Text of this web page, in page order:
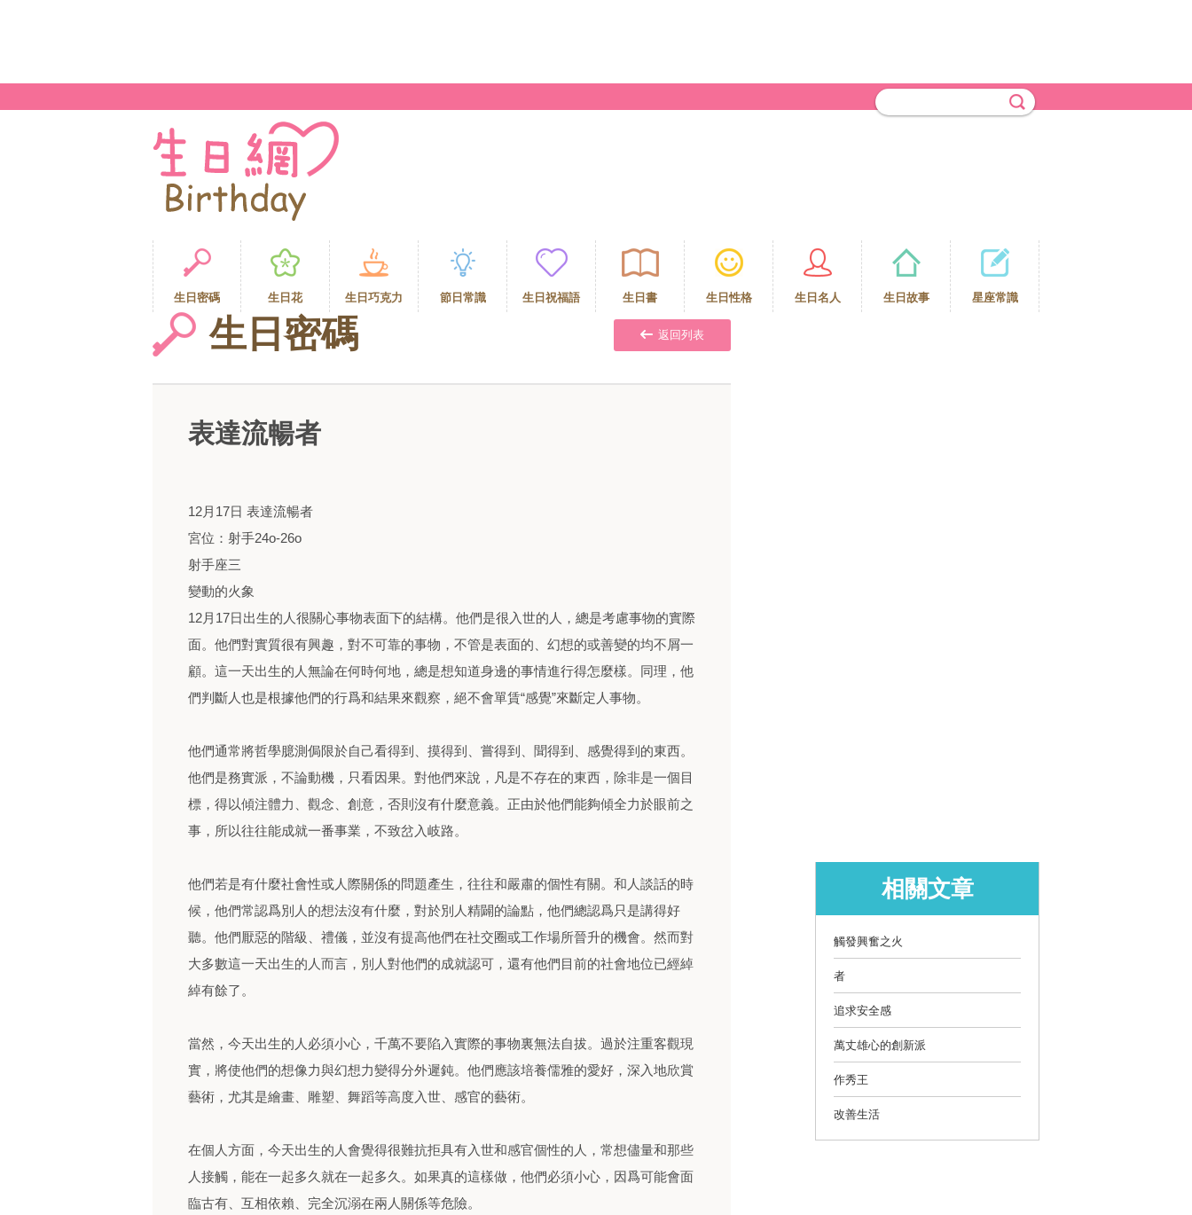
生日密碼 生日花 生日巧克力 節日常識 生日祝福語 生日書 生日性格 生日名人 生日故事 星座常識
生日密碼 返回列表
表達流暢者
12月17日 表達流暢者
宮位：射手24o-26o
射手座三
變動的火象
12月17日出生的人很關心事物表面下的結構。他們是很入世的人，總是考慮事物的實際
面。他們對實質很有興趣，對不可靠的事物，不管是表面的、幻想的或善變的均不屑一
顧。這一天出生的人無論在何時何地，總是想知道身邊的事情進行得怎麼樣。同理，他
們判斷人也是根據他們的行爲和結果來觀察，絕不會單賃“感覺”來斷定人事物。
他們通常將哲學臆測侷限於自己看得到、摸得到、嘗得到、聞得到、感覺得到的東西。
他們是務實派，不論動機，只看因果。對他們來說，凡是不存在的東西，除非是一個目
標，得以傾注體力、觀念、創意，否則沒有什麼意義。正由於他們能夠傾全力於眼前之
事，所以往往能成就一番事業，不致岔入岐路。
他們若是有什麼社會性或人際關係的問題產生，往往和嚴肅的個性有關。和人談話的時
候，他們常認爲別人的想法沒有什麼，對於別人精闢的論點，他們總認爲只是講得好
聽。他們厭惡的階級、禮儀，並沒有提高他們在社交圈或工作場所晉升的機會。然而對
大多數這一天出生的人而言，別人對他們的成就認可，還有他們目前的社會地位已經綽
綽有餘了。
當然，今天出生的人必須小心，千萬不要陷入實際的事物裏無法自拔。過於注重客觀現
實，將使他們的想像力與幻想力變得分外遲鈍。他們應該培養儒雅的愛好，深入地欣賞
藝術，尤其是繪畫、雕塑、舞蹈等高度入世、感官的藝術。
在個人方面，今天出生的人會覺得很難抗拒具有入世和感官個性的人，常想儘量和那些
人接觸，能在一起多久就在一起多久。如果真的這樣做，他們必須小心，因爲可能會面
臨古有、互相依賴、完全沉溺在兩人關係等危險。
相關文章
觸發興奮之火
者
追求安全感
萬丈雄心的創新派
作秀王
改善生活